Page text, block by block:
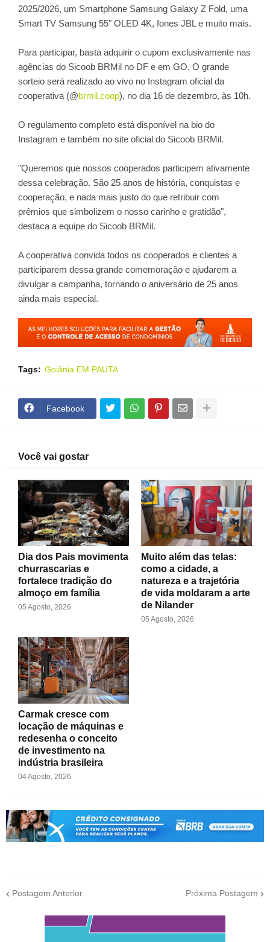
2025/2026, um Smartphone Samsung Galaxy Z Fold, uma
Smart TV Samsung 55" OLED 4K, fones JBL e muito mais.
Para participar, basta adquirir o cupom exclusivamente nas
agências do Sicoob BRMil no DF e em GO. O grande
sorteio será realizado ao vivo no Instagram oficial da
cooperativa (@brmil.coop), no dia 16 de dezembro, às 10h.
O regulamento completo está disponível na bio do
Instagram e também no site oficial do Sicoob BRMil.
"Queremos que nossos cooperados participem ativamente
dessa celebração. São 25 anos de história, conquistas e
cooperação, e nada mais justo do que retribuir com
prêmios que simbolizem o nosso carinho e gratidão",
destaca a equipe do Sicoob BRMil.
A cooperativa convida todos os cooperados e clientes a
participarem dessa grande comemoração e ajudarem a
divulgar a campanha, tornando o aniversário de 25 anos
ainda mais especial.
Tags: Goiânia EM PAUTA
Facebook
Você vai gostar
Dia dos Pais movimenta
churrascarias e
fortalece tradição do
almoço em família
05 Agosto, 2026
Muito além das telas:
como a cidade, a
natureza e a trajetória
de vida moldaram a arte
de Nilander
05 Agosto, 2026
Carmak cresce com
locação de máquinas e
redesenha o conceito
de investimento na
indústria brasileira
04 Agosto, 2026
Postagem Anterior Próxima Postagem